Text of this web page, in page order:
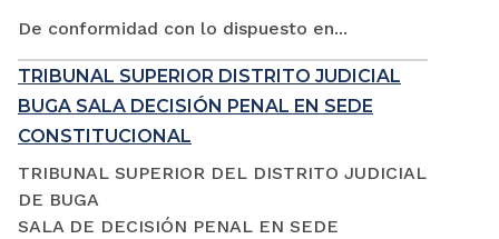
De conformidad con lo dispuesto en...
TRIBUNAL SUPERIOR DISTRITO JUDICIAL
BUGA SALA DECISIÓN PENAL EN SEDE
CONSTITUCIONAL
TRIBUNAL SUPERIOR DEL DISTRITO JUDICIAL
DE BUGA
SALA DE DECISIÓN PENAL EN SEDE